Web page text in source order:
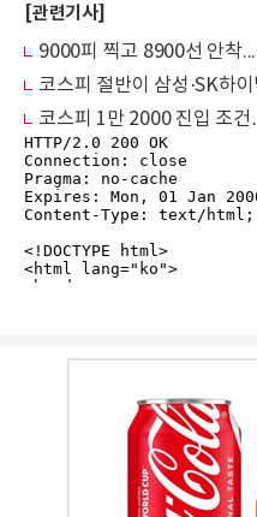
[관련기사]
9000피 찍고 8900선 안착
코스피 절반이 삼성·SK하